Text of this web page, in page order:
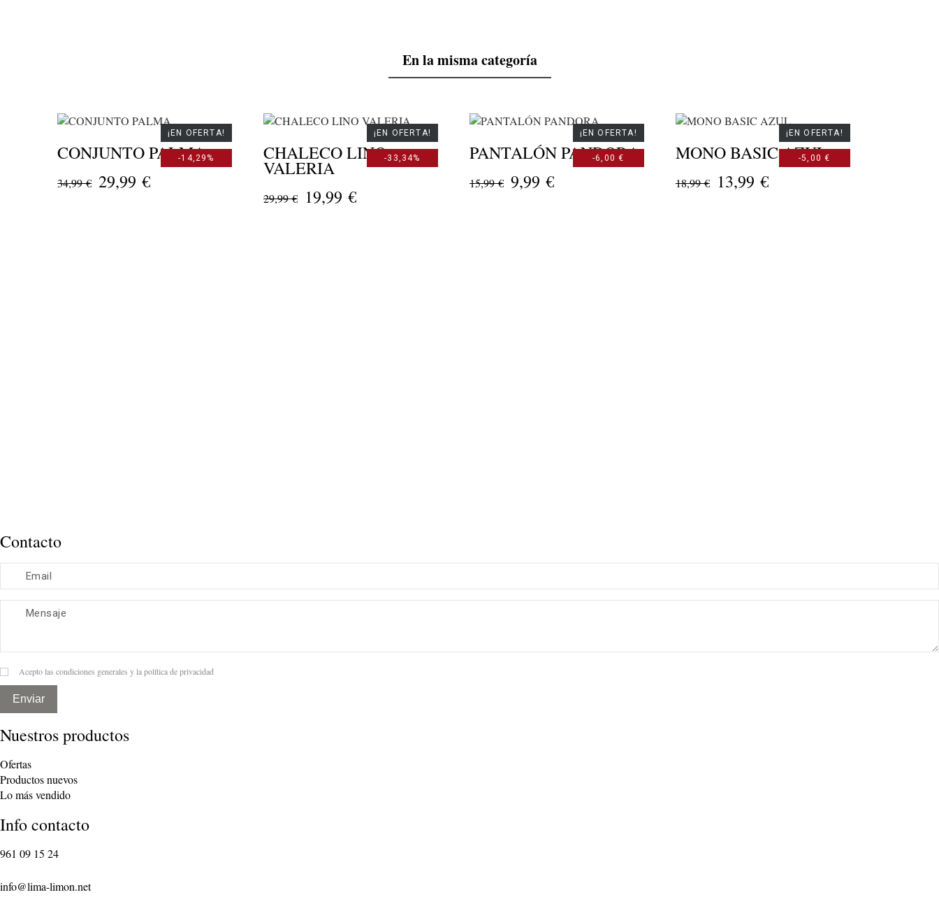
En la misma categoría
CONJUNTO PALMA
34,99 € 29,99 €
¡EN OFERTA!
-14,29% CHALECO LINO
VALERIA
29,99 € 19,99 €
¡EN OFERTA!
-33,34% PANTALÓN PANDORA
15,99 € 9,99 €
¡EN OFERTA!
-6,00 € MONO BASIC AZUL
18,99 € 13,99 €
¡EN OFERTA!
-5,00 €
Contacto
Acepto las condiciones generales y la política de privacidad
Enviar
Nuestros productos
Ofertas
Productos nuevos
Lo más vendido
Info contacto
961 09 15 24
info@lima-limon.net